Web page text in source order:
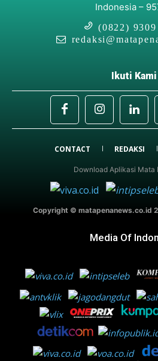
Indonesia –
(0822) 9309
Ikuti Kami
CONTACT REDAKSI
Download Aplikasi Mata
Copyright © matapenanews.co.id
Media Of